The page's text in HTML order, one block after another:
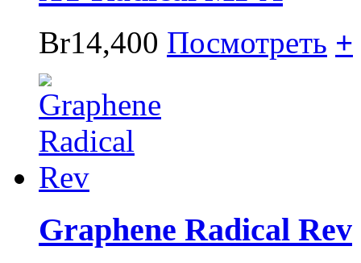
Br14,400 Посмотреть +
Graphene Radical Rev